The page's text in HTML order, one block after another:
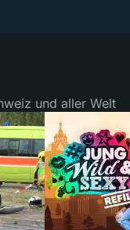
und aller Welt